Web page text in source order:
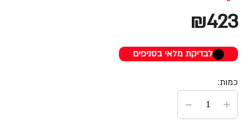
₪423
לבדיקת מלאי בסניפים
כמות: